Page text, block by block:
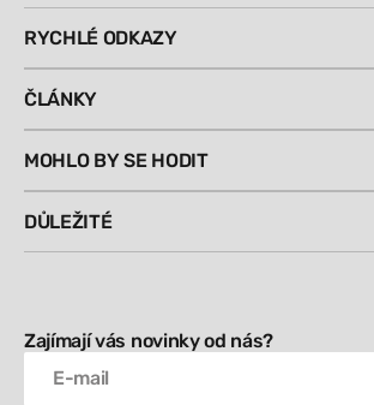
RYCHLÉ ODKAZY
ČLÁNKY
MOHLO BY SE HODIT
DŮLEŽITÉ
Zajímají vás novinky od nás?
E-mail